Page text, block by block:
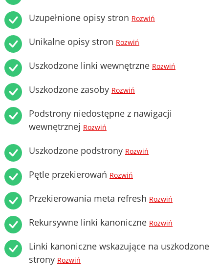
Uzupełnione opisy stron Rozwiń
Unikalne opisy stron Rozwiń
Uszkodzone linki wewnętrzne Rozwiń
Uszkodzone zasoby Rozwiń
Podstrony niedostępne z nawigacji
wewnętrznej Rozwiń
Uszkodzone podstrony Rozwiń
Pętle przekierowań Rozwiń
Przekierowania meta refresh Rozwiń
Rekursywne linki kanoniczne Rozwiń
Linki kanoniczne wskazujące na uszkodzone
strony Rozwiń